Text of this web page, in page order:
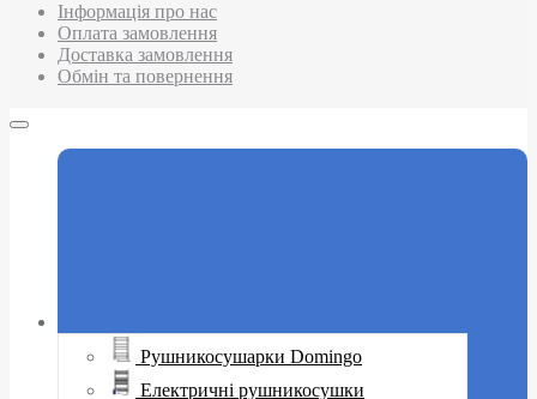
Інформація про нас
Оплата замовлення
Доставка замовлення
Обмін та повернення
Рушникосушарки Domingo
Електричні рушникосушки